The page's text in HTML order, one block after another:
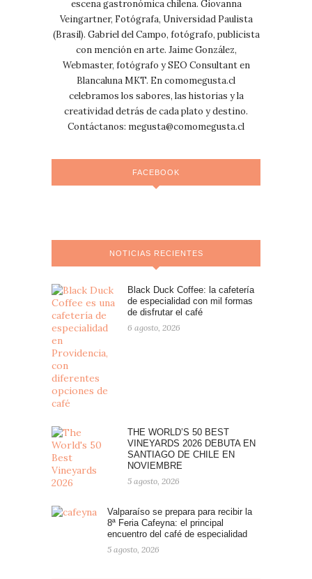
escena gastronómica chilena. Giovanna
Veingartner, Fotógrafa, Universidad Paulista
(Brasil). Gabriel del Campo, fotógrafo, publicista
con mención en arte. Jaime González,
Webmaster, fotógrafo y SEO Consultant en
Blancaluna MKT. En comomegusta.cl
celebramos los sabores, las historias y la
creatividad detrás de cada plato y destino.
Contáctanos: megusta@comomegusta.cl
FACEBOOK
NOTICIAS RECIENTES
Black Duck Coffee: la cafetería
de especialidad con mil formas
de disfrutar el café
6 agosto, 2026
THE WORLD’S 50 BEST
VINEYARDS 2026 DEBUTA EN
SANTIAGO DE CHILE EN
NOVIEMBRE
5 agosto, 2026
Valparaíso se prepara para recibir la
8ª Feria Cafeyna: el principal
encuentro del café de especialidad
5 agosto, 2026